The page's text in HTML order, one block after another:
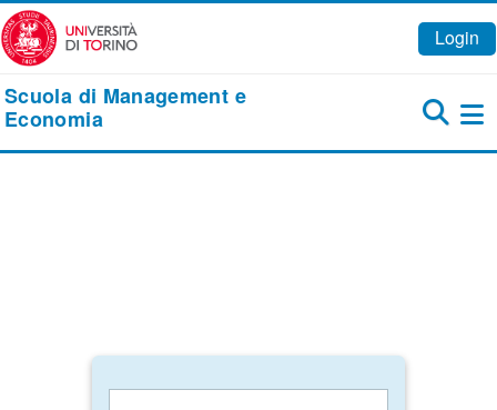
Vai al contenuto principale
Login
Scuola di Management e
Economia